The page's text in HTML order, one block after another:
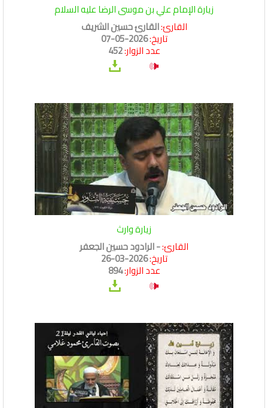
زيارة الإمام علي بن موسى الرضا عليه السلام
القارئ:القارئ حسين الشريف
تاريخ:2026-05-07
عدد الزوار:452
زيارة وارث
القارئ:- الرادود حسين الجعفر
تاريخ:2026-03-26
عدد الزوار:894